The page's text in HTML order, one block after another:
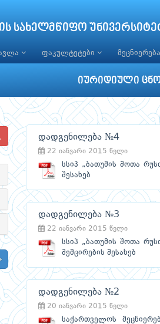
სახელმწიფო
ფაკულტეტები მეცნიერება
იურიდიული
დადგენილება №4
22 იანვარი 2015 წელი
სსიპ „ბათუმის შოთა
შესახებ
დადგენილება №3
22 იანვარი 2015 წელი
სსიპ „ბათუმის შოთა
შემცირების შესახებ
დადგენილება №2
20 იანვარი 2015 წელი
საქართველოს